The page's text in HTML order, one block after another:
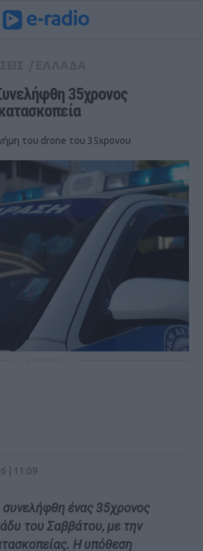
35χρονος
του drone του 35χρονου
| 11:09
ένας 35χρονος
του Σαββάτου, με την
Η υπόθεση